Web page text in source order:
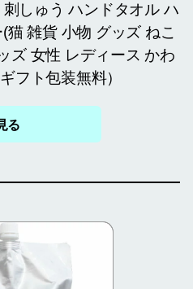
しゅう ハンドタオル ハ
猫 雑貨 小物 グッズ ねこ
ズ 女性 レディース かわ
フト包装無料）
る